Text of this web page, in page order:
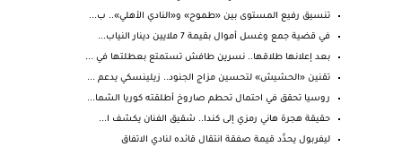
تنسيق رفيع المستوى بين «طموح» و«النادي الأهلي».. ب...
في قضية جمع وغسل أموال بقيمة 7 ملايين دينار النياب...
بعد إعلانها طلاقها.. نسرين طافش تستمتع بعطلتها في ...
تقنين «الحشيش» لتحسين مزاج الجنود.. زيلينسكي يدعم ...
روسيا تحقق في احتمال تحطم صاروخ أطلقته كوريا الشما...
حقيقة هجرة هاني رمزي إلى كندا.. شقيق الفنان يكشف ا...
ليفربول يحدِّد قيمة صفقة انتقال قائده لنادي الاتفاق